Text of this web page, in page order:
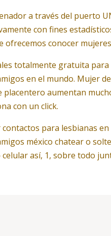
a través del puerto
con fines
conocer
totalmente gratuita
en el mundo. Mujer
aumentan
con un click.
para lesbianas
méxico chatear o
así, 1, sobre todo